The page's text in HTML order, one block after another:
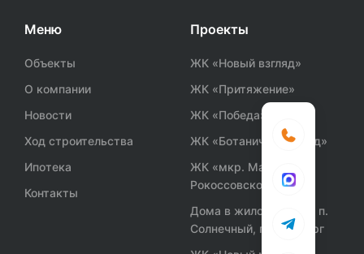
Меню
Объекты
О компании
Новости
Ход строительства
Ипотека
Контакты
Проекты
ЖК «Новый взгляд»
ЖК «Притяжение»
ЖК «Победа»
ЖК «Ботанический сад»
ЖК «мкр. Маршала
Рокоссовского»
Дома в жилом районе п.
Солнечный, г. Оренбург